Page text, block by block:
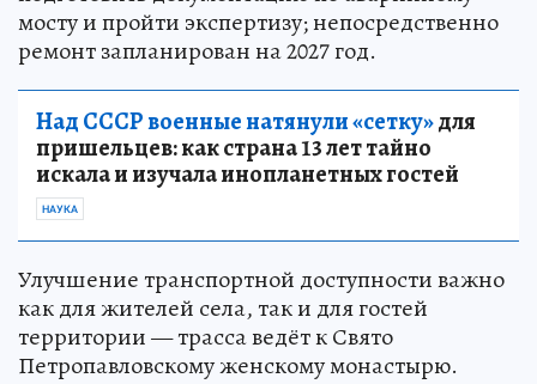
мосту и пройти экспертизу; непосредственно
ремонт запланирован на 2027 год.
Над СССР военные натянули «сетку»для
пришельцев: как страна 13 лет тайно
искала и изучала инопланетных гостей
НАУКА
Улучшение транспортной доступности важно
как для жителей села, так и для гостей
территории — трасса ведёт к Свято
Петропавловскому женскому монастырю.